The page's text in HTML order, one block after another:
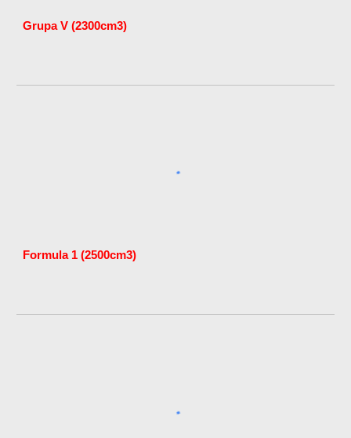
Grupa V (2300cm3)
Formula 1 (2500cm3)